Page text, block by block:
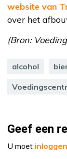
website van
over het
(Bron:
alcohol
Geef een
U moet inloggen